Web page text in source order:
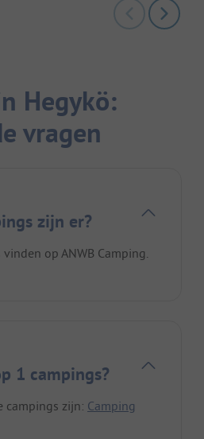
Hegykö:
vragen
zijn er?
op ANWB Camping.
1 campings?
campings zijn: Camping